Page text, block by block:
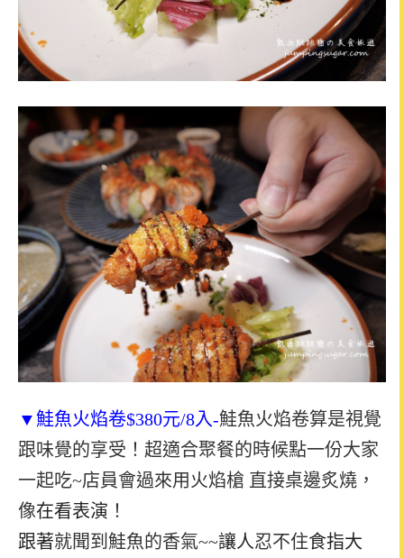
▼鮭魚火焰卷$380元/8入-鮭魚火焰卷算是視覺
跟味覺的享受！ 超適合聚餐的時候點一份大家
一起吃~店員會過來用火焰槍 直接桌邊炙燒 ，
像在看表演 ！
跟著就聞到鮭魚的香氣~~讓人忍不住食指大